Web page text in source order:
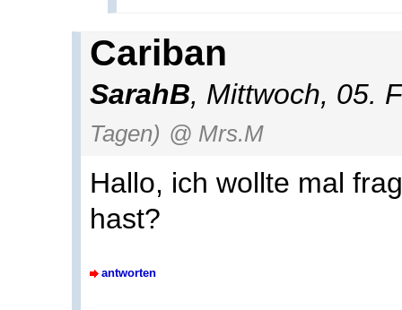
Cariban
SarahB, Mittwoch, 05.
Tagen) @ Mrs.M
Hallo, ich wollte mal
hast?
antworten